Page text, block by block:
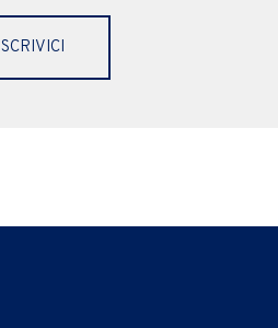
SCRIVICI